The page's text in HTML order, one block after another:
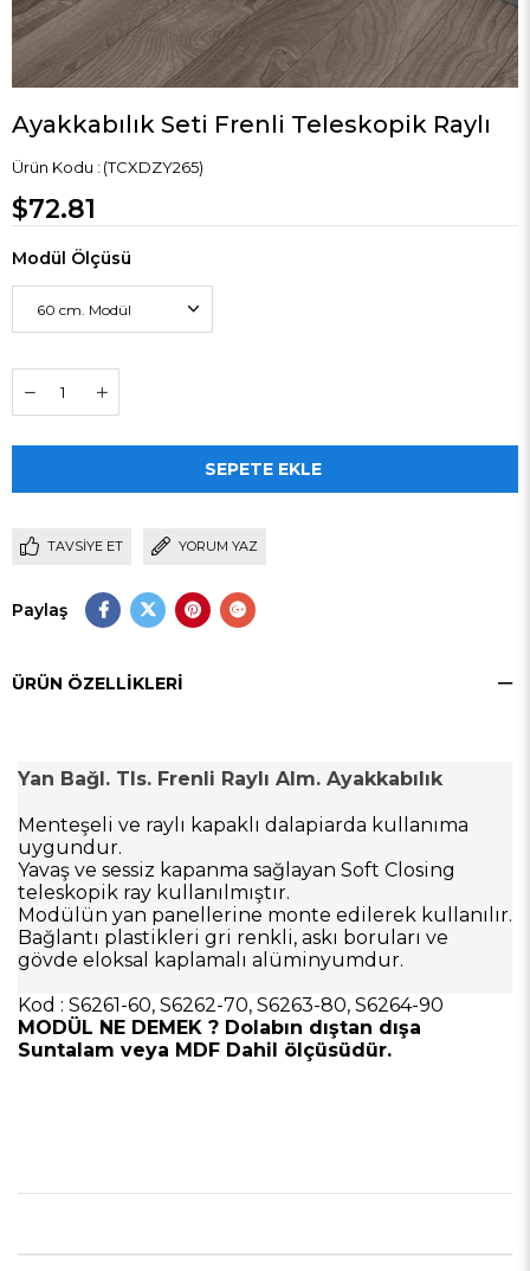
Ayakkabılık Seti Frenli Teleskopik Raylı
(TCXDZY265)
$72.81
Modül Ölçüsü
TAVSIYE ET YORUM YAZ
Paylaş
ÜRÜN ÖZELLIKLERI
Yan Bağl. Tls. Frenli Raylı Alm. Ayakkabılık
Menteşeli ve raylı kapaklı dalapiarda kullanıma
uygundur.
Yavaş ve sessiz kapanma sağlayan Soft Closing
teleskopik ray kullanılmıştır.
Modülün yan panellerine monte edilerek kullanılır.
Bağlantı plastikleri gri renkli, askı boruları ve
gövde eloksal kaplamalı alüminyumdur.
Kod : S6261-60, S6262-70, S6263-80, S6264-90
MODÜL NE DEMEK ? Dolabın dıştan dışa
Suntalam veya MDF Dahil ölçüsüdür.